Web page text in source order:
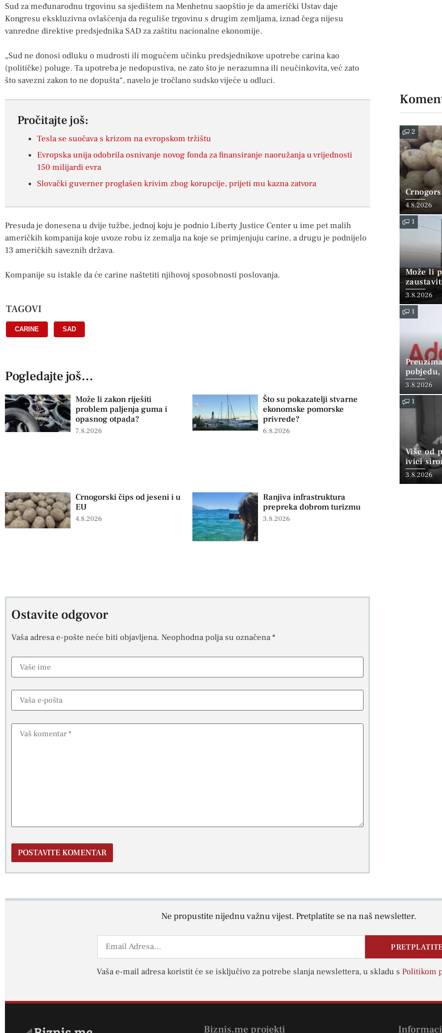
Sud za međunarodnu trgovinu sa sjedištem na Menhetnu saopštio je da američki Ustav daje
Kongresu ekskluzivna ovlašćenja da reguliše trgovinu s drugim zemljama, iznad čega nijesu
vanredne direktive predsjednika SAD za zaštitu nacionalne ekonomije.
„Sud ne donosi odluku o mudrosti ili mogućem učinku predsjednikove upotrebe carina kao
(političke) poluge. Ta upotreba je nedopustiva, ne zato što je nerazumna ili neučinkovita, već zato
što savezni zakon to ne dopušta“, navelo je tročlano sudsko vijeće u odluci.
Pročitajte još:
Tesla se suočava s krizom na evropskom tržištu
Evropska unija odobrila osnivanje novog fonda za finansiranje naoružanja u vrijednosti
150 milijardi evra
Slovački guverner proglašen krivim zbog korupcije, prijeti mu kazna zatvora
Presuda je donesena u dvije tužbe, jednoj koju je podnio Liberty Justice Center u ime pet malih
američkih kompanija koje uvoze robu iz zemalja na koje se primjenjuju carine, a drugu je podnijelo
13 američkih saveznih država.
Kompanije su istakle da će carine naštetiti njihovoj sposobnosti poslovanja.
TAGOVI
CARINE SAD
Pogledajte još...
Može li zakon riješiti
problem paljenja guma i
opasnog otpada?
7.8.2026
Što su pokazatelji stvarne
ekonomske pomorske
privrede?
6.8.2026
Crnogorski čips od jeseni i u
EU
4.8.2026
Ranjiva infrastruktura
prepreka dobrom turizmu
3.8.2026
Ostavite odgovor
Vaša adresa e-pošte neće biti objavljena. Neophodna polja su označena*
2
4.8.2026
1
Može li
3.8.2026
1
3.8.2026
1
Više od
ivici
3.8.2026
Ne propustite nijednu važnu vijest. Pretplatite se na naš newsletter.
Vaša e-mail adresa koristit će se isključivo za potrebe slanja newslettera, u skladu s Politikom
Biznis.me projekti